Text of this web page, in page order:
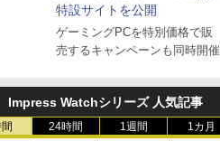
特設サイトを公開
ゲーミングPCを特別価格で販
売するキャンペーンも同時開催
Impress Watchシリーズ 人気記事
24時間 1週間 1カ月